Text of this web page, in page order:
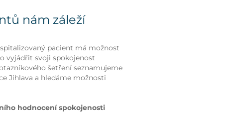
nám záleží
pacient má možnost
vyjádřit svoji spokojenost
šetření seznamujeme
Jihlava a hledáme možnosti
hodnocení spokojenosti